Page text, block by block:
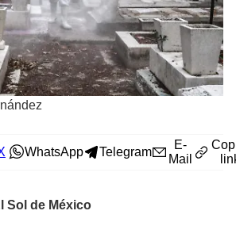
WhatsApp Telegram
E-
Mail
Sol de México